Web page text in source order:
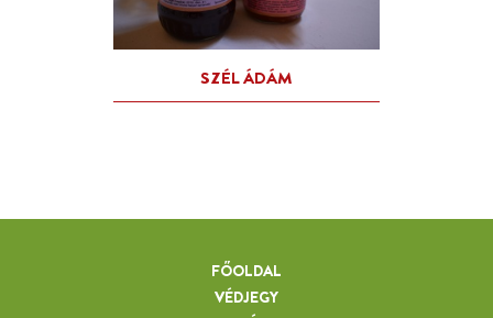
FŐOLDAL
VÉDJEGY